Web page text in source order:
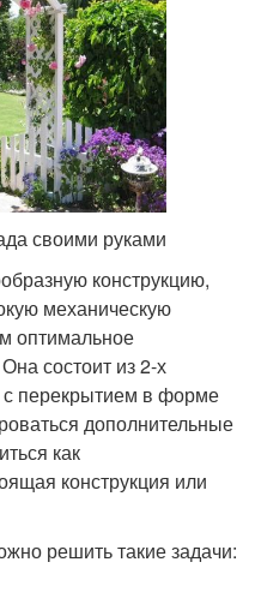
своими руками
конструкцию,
механическую
оптимальное
состоит из 2-х
с перекрытием в форме
дополнительные
как
конструкция или
решить такие задачи: